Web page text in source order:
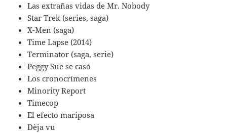
Las extrañas vidas de Mr. Nobody
Star Trek (series, saga)
X-Men (saga)
Time Lapse (2014)
Terminator (saga, serie)
Peggy Sue se casó
Los cronocrímenes
Minority Report
Timecop
El efecto mariposa
Dèja vu